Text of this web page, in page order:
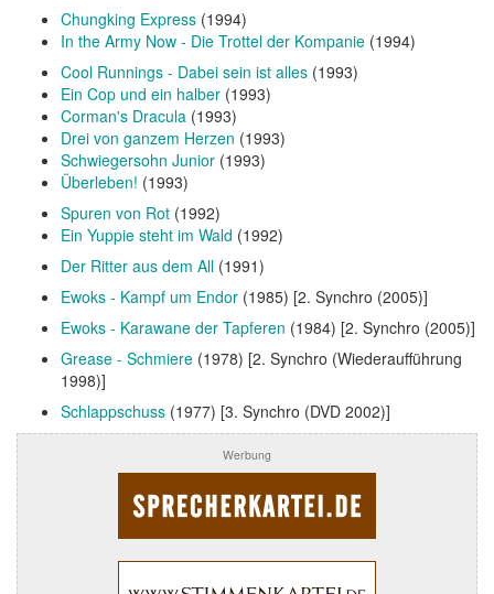
Chungking Express (1994)
In the Army Now - Die Trottel der Kompanie (1994)
Cool Runnings - Dabei sein ist alles (1993)
Ein Cop und ein halber (1993)
Corman's Dracula (1993)
Drei von ganzem Herzen (1993)
Schwiegersohn Junior (1993)
Überleben! (1993)
Spuren von Rot (1992)
Ein Yuppie steht im Wald (1992)
Der Ritter aus dem All (1991)
Ewoks - Kampf um Endor (1985) [2. Synchro (2005)]
Ewoks - Karawane der Tapferen (1984) [2. Synchro (2005)]
Grease - Schmiere (1978) [2. Synchro (Wiederaufführung
1998)]
Schlappschuss (1977) [3. Synchro (DVD 2002)]
Werbung